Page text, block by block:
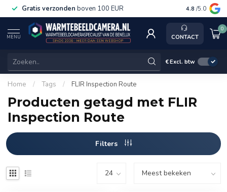
Gratis verzonden boven 100 EUR Service,
4.8 /5.0
MENU CONTACT
0
€Excl. btw
Home / Tags / FLIR Inspection Route
Producten getagd met FLIR
Inspection Route
Filters